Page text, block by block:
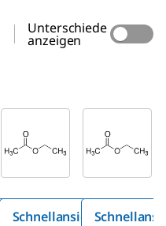
Unterschiede
anzeigen
1.10972
Ethylac
1.00863
Ethylac
Schnellansicht